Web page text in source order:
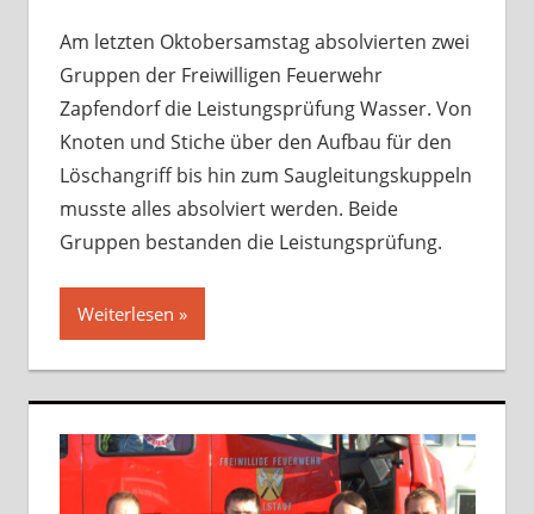
Am letzten Oktobersamstag absolvierten zwei
Gruppen der Freiwilligen Feuerwehr
Zapfendorf die Leistungsprüfung Wasser. Von
Knoten und Stiche über den Aufbau für den
Löschangriff bis hin zum Saugleitungskuppeln
musste alles absolviert werden. Beide
Gruppen bestanden die Leistungsprüfung.
Weiterlesen